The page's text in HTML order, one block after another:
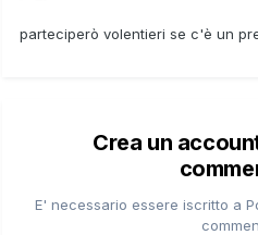
parteciperò volentieri se c'è un
Crea un
E' necessario essere iscritto a